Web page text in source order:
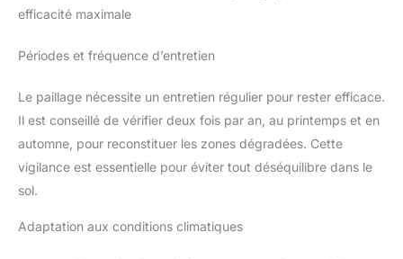
efficacité maximale
Périodes et fréquence d’entretien
Le paillage nécessite un entretien régulier pour rester efficace.
Il est conseillé de vérifier deux fois par an, au printemps et en
automne, pour reconstituer les zones dégradées. Cette
vigilance est essentielle pour éviter tout déséquilibre dans le
sol.
Adaptation aux conditions climatiques